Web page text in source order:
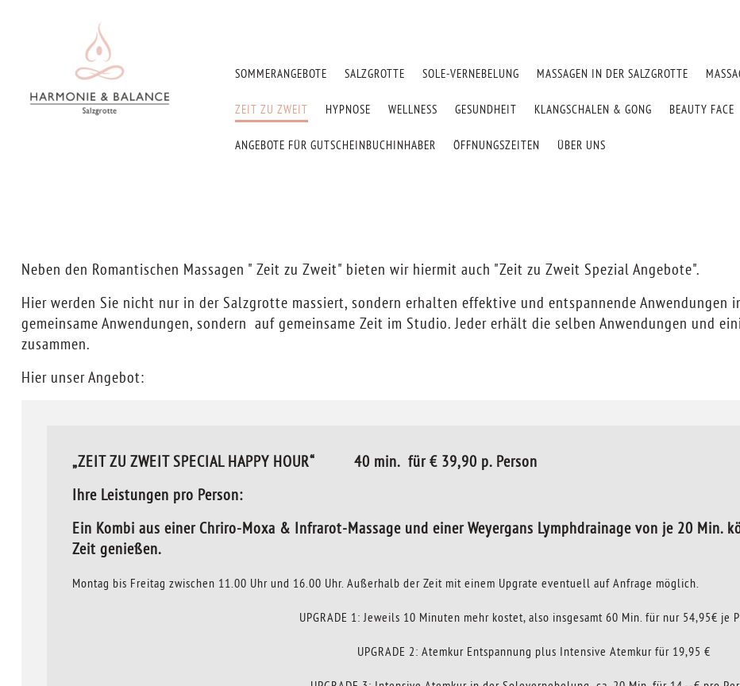
SOMMERANGEBOTE SALZGROTTE SOLE-VERNEBELUNG MASSAGEN IN DER SALZGROTTE
ZEIT ZU ZWEIT HYPNOSE WELLNESS GESUNDHEIT KLANGSCHALEN & GONG BEAUTY FACE
ANGEBOTE FÜR GUTSCHEINBUCHINHABER ÖFFNUNGSZEITEN ÜBER UNS
Neben den Romantischen Massagen " Zeit zu Zweit" bieten wir hiermit auch "Zeit zu Zweit Spezial Angebote".
Hier werden Sie nicht nur in der Salzgrotte massiert, sondern erhalten effektive und entspannende Anwendungen
gemeinsame Anwendungen, sondern auf gemeinsame Zeit im Studio. Jeder erhält die selben Anwendungen und
zusammen.
Hier unser Angebot:
„ZEIT ZU ZWEIT SPECIAL HAPPY HOUR“ 40 min. für € 39,90 p. Person
Ihre Leistungen pro Person:
Ein Kombi aus einer Chriro-Moxa & Infrarot-Massage und einer Weyergans Lymphdrainage von je 20 Min.
Zeit genießen.
Montag bis Freitag zwischen 11.00 Uhr und 16.00 Uhr. Außerhalb der Zeit mit einem Upgrate eventuell auf Anfrage möglich.
UPGRADE 1: Jeweils 10 Minuten mehr kostet, also insgesamt 60 Min. für nur 54,95€ je
UPGRADE 2: Atemkur Entspannung plus Intensive Atemkur für 19,95 €